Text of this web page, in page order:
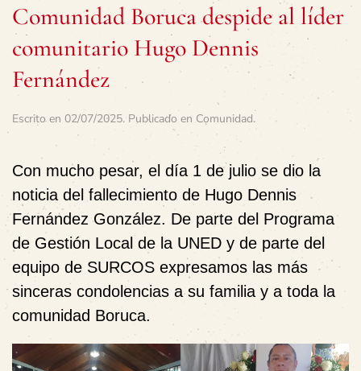
Comunidad Boruca despide al líder
comunitario Hugo Dennis
Fernández
Escrito en 02/07/2025. Publicado en Comunidad.
Con mucho pesar, el día 1 de julio se dio la
noticia del fallecimiento de Hugo Dennis
Fernández González. De parte del Programa
de Gestión Local de la UNED y de parte del
equipo de SURCOS expresamos las más
sinceras condolencias a su familia y a toda la
comunidad Boruca.